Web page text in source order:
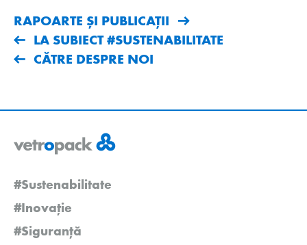
RAPOARTE ȘI PUBLICAȚII
LA SUBIECT #SUSTENABILITATE
CĂTRE DESPRE NOI
#Sustenabilitate
#Inovație
#Siguranță